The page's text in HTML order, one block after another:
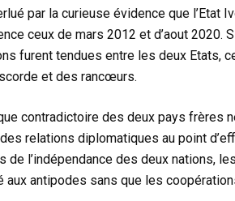
par la curieuse évidence que l’Etat
ceux de mars 2012 et d’aout 2020.
furent tendues entre les deux Etats,
et des rancœurs.
contradictoire des deux pays frères
relations diplomatiques au point
de l’indépendance des deux nations,
antipodes sans que les